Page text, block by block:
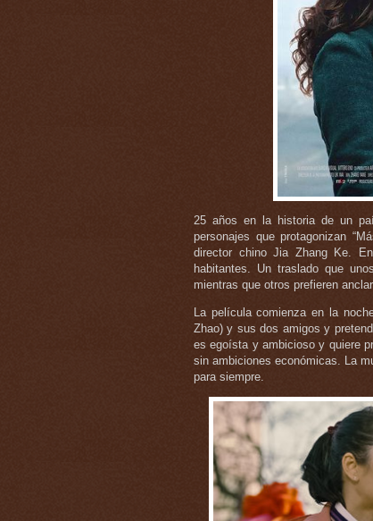
25 años en la historia de un
personajes que protagonizan
director chino Jia Zhang Ke.
habitantes. Un traslado que
mientras que otros prefieren
La película comienza en la
Zhao) y sus dos amigos y
es egoísta y ambicioso y quiere
sin ambiciones económicas. La
para siempre.